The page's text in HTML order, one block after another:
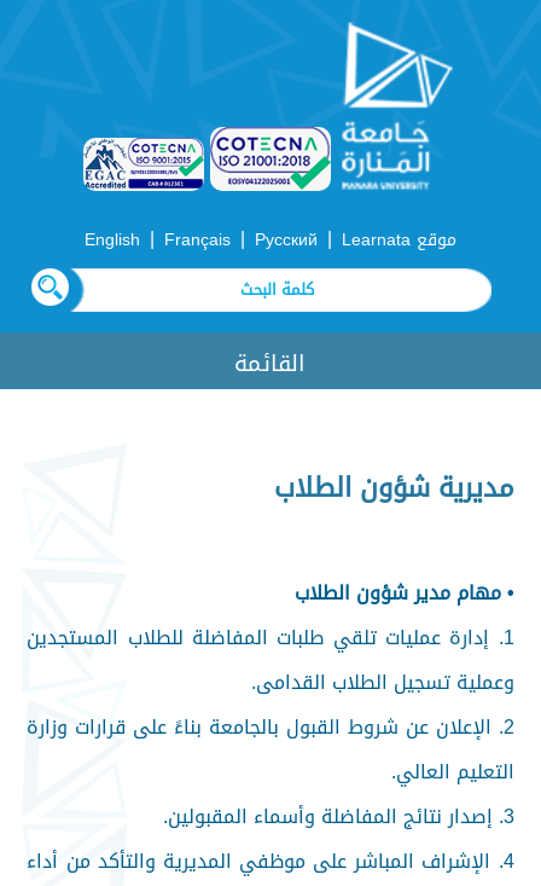
موقع Learnata |
Русский
|
Français
|
English
القائمة
مديرية شؤون الطلاب
• مهام مدير شؤون الطلاب
1. إدارة عمليات تلقي طلبات المفاضلة للطلاب المستجدين
وعملية تسجيل الطلاب القدامى.
2. الإعلان عن شروط القبول بالجامعة بناءً على قرارات وزارة
التعليم العالي.
3. إصدار نتائج المفاضلة وأسماء المقبولين.
4. الإشراف المباشر على موظفي المديرية والتأكد من أداء